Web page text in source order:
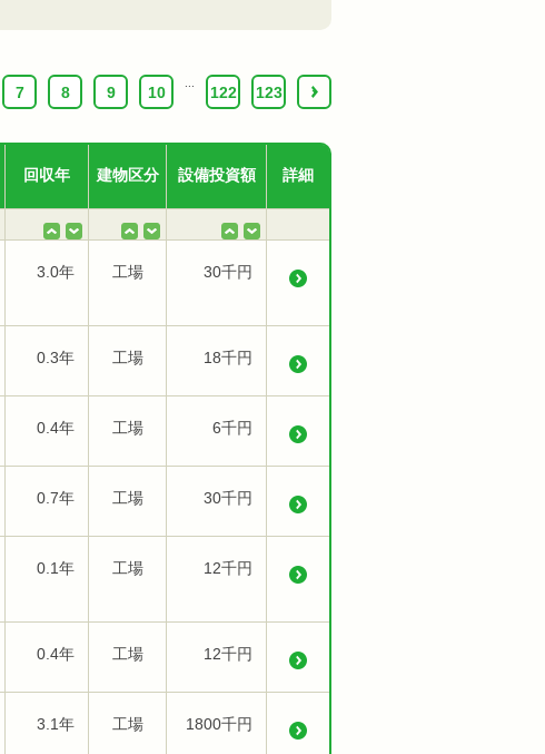
7 8 9 10 122 123 ›
回収年 建物区分 設備投資額 詳細
3.0年 工場 30千円
0.3年 工場 18千円
0.4年 工場 6千円
0.7年 工場 30千円
0.1年 工場 12千円
0.4年 工場 12千円
3.1年 工場 1800千円